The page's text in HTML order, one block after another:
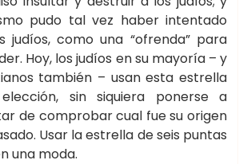
pudo tal vez haber intentado
judíos, como una “ofrenda” para
Hoy, los judíos en su mayoría – y
también – usan esta estrella
sin siquiera ponerse a
de comprobar cual fue su origen
Usar la estrella de seis puntas
una moda.